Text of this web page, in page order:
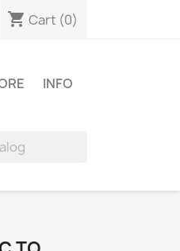
shopping_cart Cart (0)
INFO